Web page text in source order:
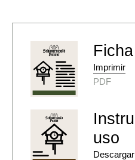
Imprimir
PDF
uso
Descargar